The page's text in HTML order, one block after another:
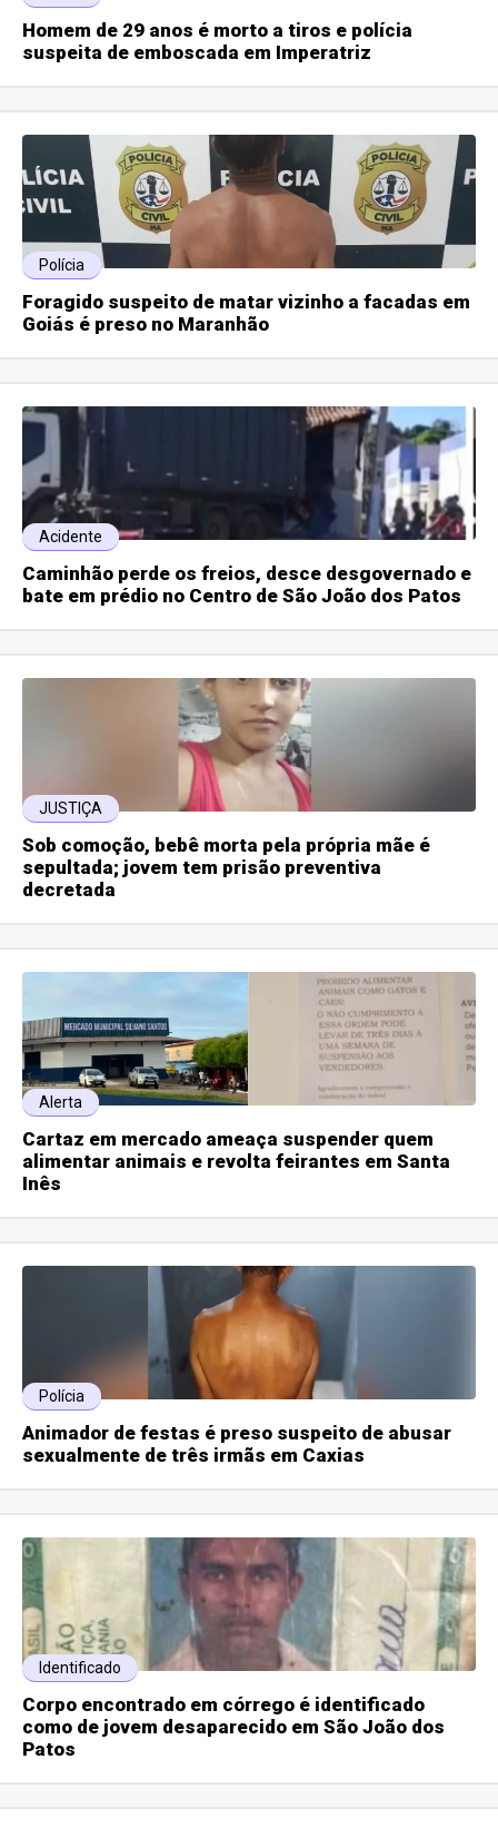
Homem de 29 anos é morto a tiros e polícia
suspeita de emboscada em Imperatriz
Polícia
Foragido suspeito de matar vizinho a facadas em
Goiás é preso no Maranhão
Acidente
Caminhão perde os freios, desce desgovernado e
bate em prédio no Centro de São João dos Patos
JUSTIÇA
Sob comoção, bebê morta pela própria mãe é
sepultada; jovem tem prisão preventiva
decretada
Alerta
Cartaz em mercado ameaça suspender quem
alimentar animais e revolta feirantes em Santa
Inês
Polícia
Animador de festas é preso suspeito de abusar
sexualmente de três irmãs em Caxias
Identificado
Corpo encontrado em córrego é identificado
como de jovem desaparecido em São João dos
Patos